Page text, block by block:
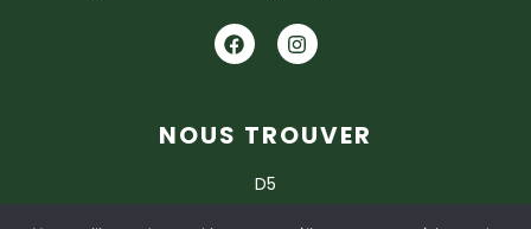
NOUS TROUVER
D5